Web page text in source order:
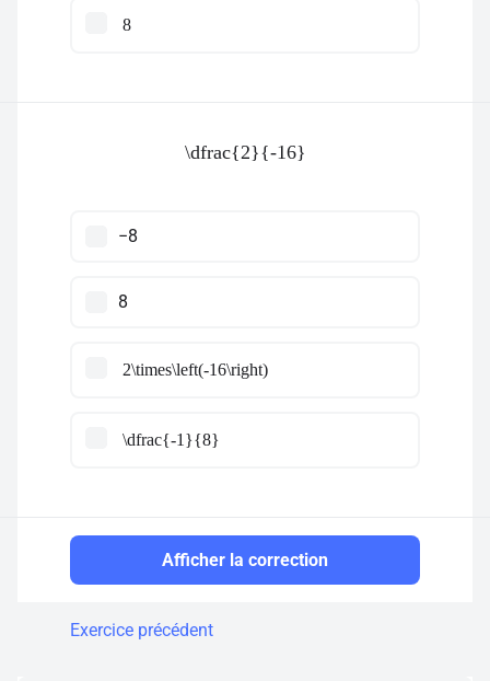
8
\dfrac{2}{-16}
−8
8
2\times\left(-16\right)
\dfrac{-1}{8}
Afficher la correction
Exercice précédent